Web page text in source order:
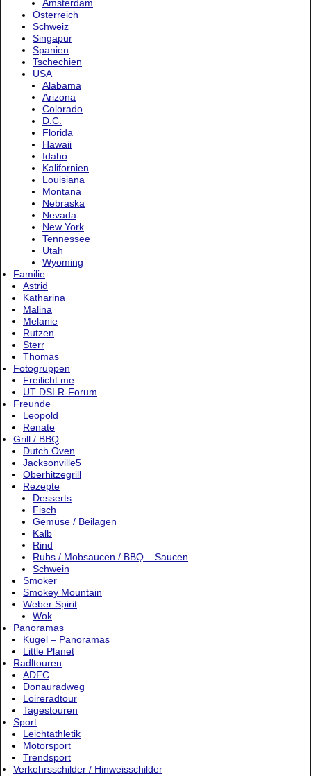
Amsterdam
Österreich
Schweiz
Singapur
Spanien
Tschechien
USA
Alabama
Arizona
Colorado
D.C.
Florida
Hawaii
Idaho
Kalifornien
Louisiana
Montana
Nebraska
Nevada
New York
Tennessee
Utah
Wyoming
Familie
Astrid
Katharina
Malina
Melanie
Rutzen
Sterr
Thomas
Fotogruppen
Freilicht.me
UT DSLR-Forum
Freunde
Leopold
Renate
Grill / BBQ
Dutch Oven
Jacksonville5
Oberhitzegrill
Rezepte
Desserts
Fisch
Gemüse / Beilagen
Kalb
Rind
Rubs / Mobsaucen / BBQ – Saucen
Schwein
Smoker
Smokey Mountain
Weber Spirit
Wok
Panoramas
Kugel – Panoramas
Little Planet
Radltouren
ADFC
Donauradweg
Loireradtour
Tagestouren
Sport
Leichtathletik
Motorsport
Trendsport
Verkehrsschilder / Hinweisschilder